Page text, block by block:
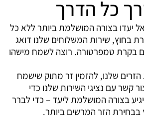
כל הדרך
יעדו בצורה המושלמת ביותר ללא כל
בחוץ, שירות המשלוחים שלנו דואג
בקרת טמפרטורה. רוצה לשמח מישהו
הזרים שלנו, להזמין זר מתוק שישמח
קשר עם נציגי השירות שלנו כדי
בצורה המושלמת ליעד – כדי לברר
בבחירת הזר המרשים ביותר.